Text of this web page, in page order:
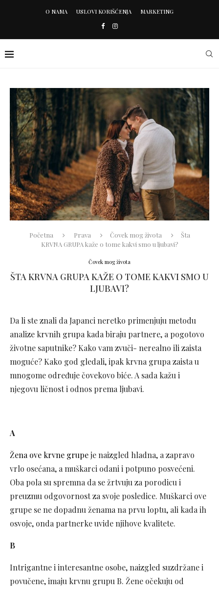
O NAMA USLOVI KORIŠĆENJA MARKETING
Početna Prava Čovek mog života
Šta
KRVNA GRUPA kaže o tome kakvi smo u ljubavi?
Čovek mog života
ŠTA KRVNA GRUPA KAŽE O TOME KAKVI SMO U
LJUBAVI?
Da li ste znali da Japanci neretko primenjuju metodu
analize krvnih grupa kada biraju partnere, a pogotovo
životne saputnike? Kako vam zvuči- nerealno ili zaista
moguće? Kako god gledali, ipak krvna grupa zaista u
mnogome određuje čovekovo biće. A sada kažu i
njegovu ličnost i odnos prema ljubavi.
A
Žena ove krvne grupeje naizgled hladna, a zapravo
vrlo osećana, a muškarci odani i potpuno posvećeni.
Oba pola su spremna da se žrtvuju za porodicu i
preuzmu odgovornost za svoje posledice. Muškarci ove
grupe se ne dopadnu ženama na prvu loptu, ali kada ih
osvoje, onda partnerke uvide njihove kvalitete.
B
Intrigantne i interesantne osobe, naizgled suzdržane i
povučene, imaju krvnu grupu B. Žene očekuju od